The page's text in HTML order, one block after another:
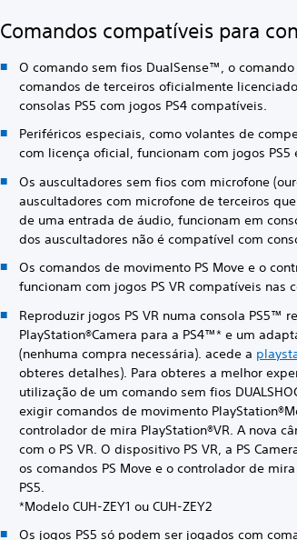
Comandos compatíveis para
O comando sem fios DualSense™, o comando
comandos de terceiros oficialmente
consolas PS5 com jogos PS4 compatíveis.
Periféricos especiais, como volantes de
com licença oficial, funcionam com jogos PS5
Os auscultadores sem fios com microfone
auscultadores com microfone de terceiros
de uma entrada de áudio, funcionam em
dos auscultadores não é compatível com
Os comandos de movimento PS Move e o
funcionam com jogos PS VR compatíveis nas
Reproduzir jogos PS VR numa consola PS5™
PlayStation®Camera para a PS4™* e um
(nenhuma compra necessária). acede a
obteres detalhes). Para obteres a melhor
utilização de um comando sem fios
exigir comandos de movimento
controlador de mira PlayStation®VR. A nova
com o PS VR. O dispositivo PS VR, a PS
os comandos PS Move e o controlador de
PS5.
*Modelo CUH-ZEY1 ou CUH-ZEY2
Os jogos PS5 só podem ser jogados com